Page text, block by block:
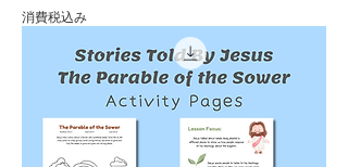
消費税込み